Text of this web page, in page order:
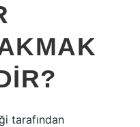
tarafından